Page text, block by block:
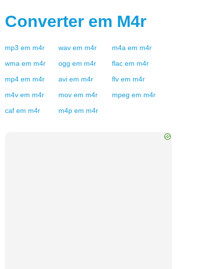
Converter em M4r
mp3 em m4r wav em m4r m4a em m4r
wma em m4r ogg em m4r flac em m4r
mp4 em m4r avi em m4r flv em m4r
m4v em m4r mov em m4r mpeg em m4r
caf em m4r m4p em m4r